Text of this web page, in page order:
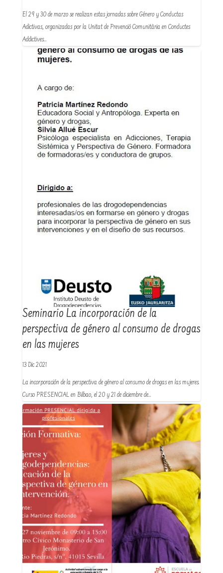
El 29 y 30 de marzo se realizan estas jornadas sobre Género y Conductas
Adictivas, organizadas por la Unitat de Prevenció Comunitària en Conductes
Addictives…
Seminario La incorporación de la
perspectiva de género al consumo de drogas
en las mujeres
13 Dic 2021
La incorporación de la perspectiva de género al consumo de drogas en las mujeres.
Curso PRESENCIAL en Bilbao, el 20 y 21 de diciembre de…